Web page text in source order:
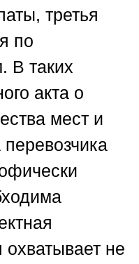
третья
по
В таких
акта о
мест и
перевозчика
охватывает не